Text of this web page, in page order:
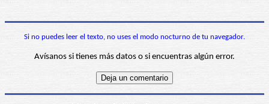
Si no puedes leer el texto, no uses el modo nocturno de tu navegador.
Avísanos si tienes más datos o si encuentras algún error.